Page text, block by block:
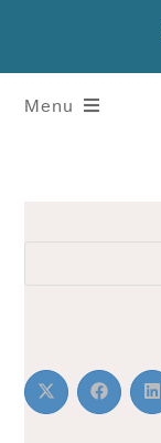
Menu